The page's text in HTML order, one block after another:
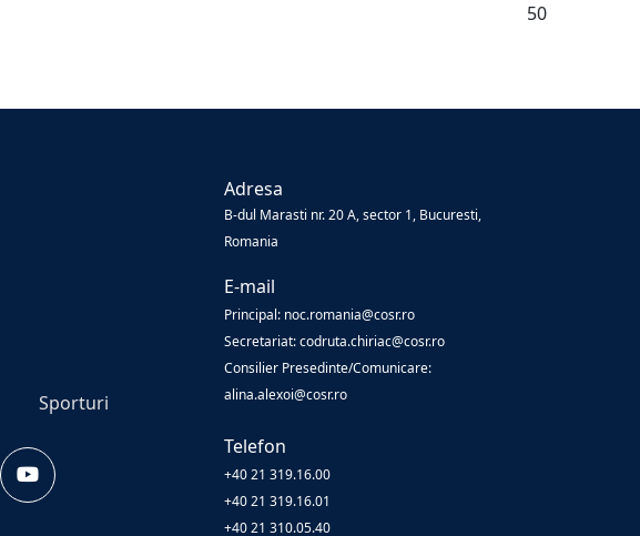
50
Sporturi
Adresa
B-dul Marasti nr. 20 A, sector 1, Bucuresti,
Romania
E-mail
Principal: noc.romania@cosr.ro
Secretariat: codruta.chiriac@cosr.ro
Consilier Presedinte/Comunicare:
alina.alexoi@cosr.ro
Telefon
+40 21 319.16.00
+40 21 319.16.01
+40 21 310.05.40